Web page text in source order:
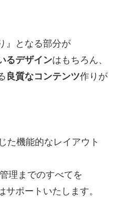
』となる部分が
るデザインはもちろん、
良質なコンテンツ作りが
た機能的なレイアウト
理までのすべてを
サポートいたします。